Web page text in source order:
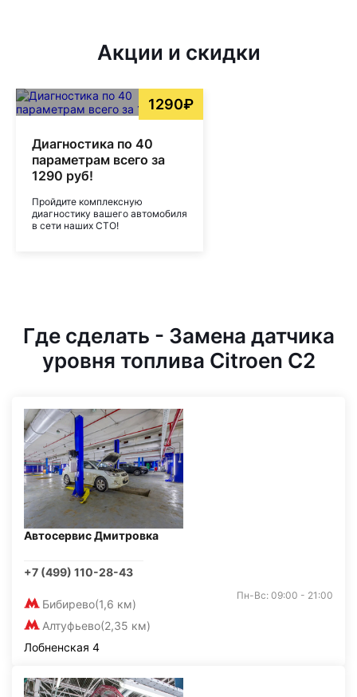
Акции и скидки
1290₽
Диагностика по 40
параметрам всего за
1290 руб!
Пройдите комплексную
диагностику вашего автомобиля
в сети наших СТО!
Где сделать - Замена датчика
уровня топлива Citroen C2
Автосервис Дмитровка
+7 (499) 110-28-43
Бибирево(1,6 км)
Алтуфьево(2,35 км)
Пн-Вс: 09:00 - 21:00
Лобненская 4